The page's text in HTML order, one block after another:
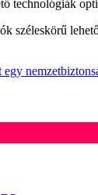
technológiák